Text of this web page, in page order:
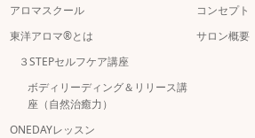
アロマスクール
東洋アロマ®とは
３STEPセルフケア講座
ボディリーディング＆リリース講
座（自然治癒力）
ONEDAYレッスン
コンセプト
サロン概要